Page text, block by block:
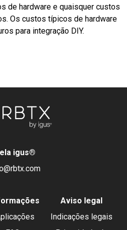
de hardware e quaisquer custos
Os custos típicos de hardware
para integração DIY.
igus®
Aviso legal
Indicações legais